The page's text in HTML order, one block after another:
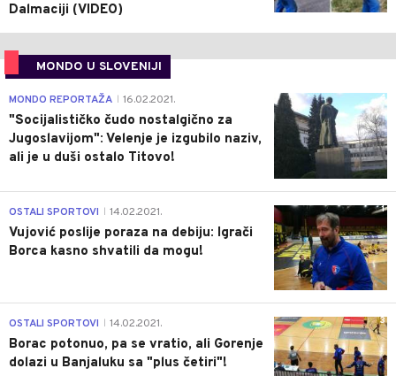
Dalmaciji (VIDEO)
MONDO U SLOVENIJI
4
MONDO REPORTAŽA 16.02.2021.
"Socijalističko čudo nostalgično za
Jugoslavijom": Velenje je izgubilo naziv,
ali je u duši ostalo Titovo!
1
OSTALI SPORTOVI 14.02.2021.
Vujović poslije poraza na debiju: Igrači
Borca kasno shvatili da mogu!
3
OSTALI SPORTOVI 14.02.2021.
Borac potonuo, pa se vratio, ali Gorenje
dolazi u Banjaluku sa "plus četiri"!